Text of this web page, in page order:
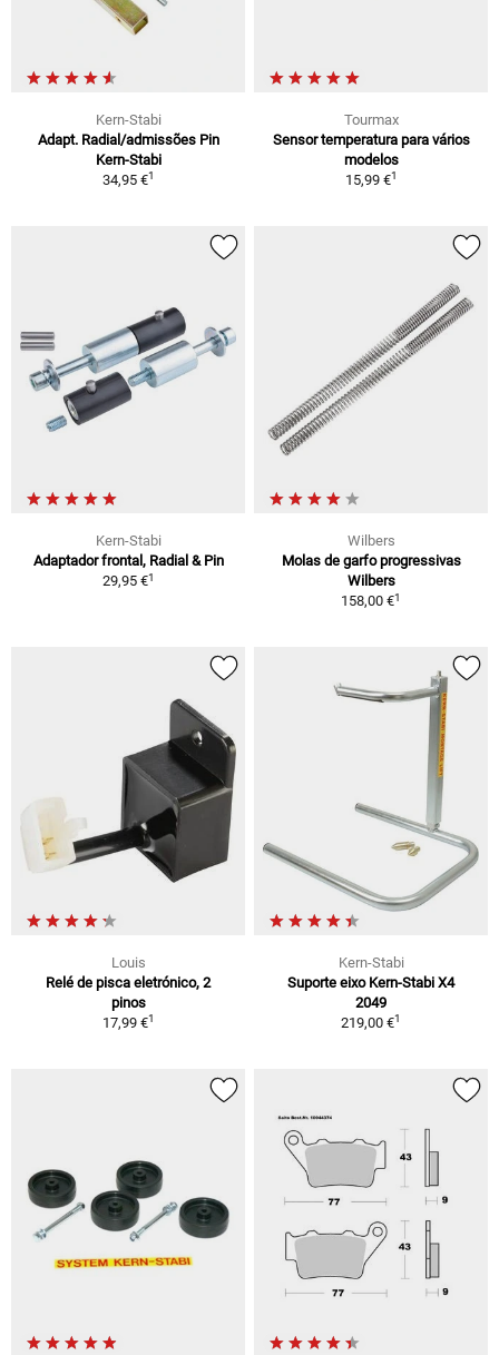
Kern-Stabi
Adapt. Radial/admissões Pin
Kern-Stabi
34,95 €1
Tourmax
Sensor temperatura para vários
modelos
15,99 €1
Kern-Stabi
Adaptador frontal, Radial & Pin
29,95 €1
Wilbers
Molas de garfo progressivas
Wilbers
158,00 €1
Louis
Relé de pisca eletrónico, 2
pinos
17,99 €1
Kern-Stabi
Suporte eixo Kern-Stabi X4
2049
219,00 €1